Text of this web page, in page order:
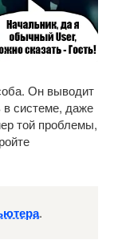
Он выводит
в системе, даже
той проблемы,
.